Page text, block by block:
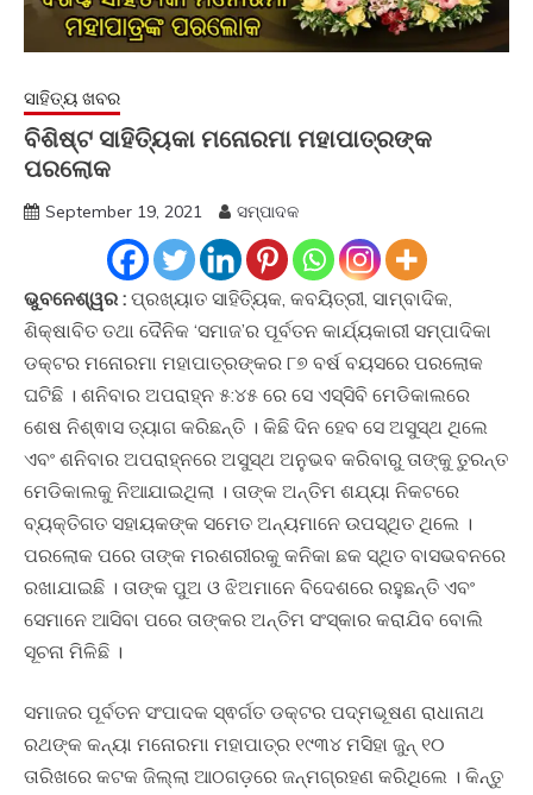
ସାହିତ୍ୟ ଖବର
ବିଶିଷ୍ଟ ସାହିତ୍ୟିକା ମନୋରମା ମହାପାତ୍ରଙ୍କ
ପରଲୋକ
September 19, 2021 ସମ୍ପାଦକ
ଭୁବନେଶ୍ୱର : ପ୍ରଖ୍ୟାତ ସାହିତ୍ୟିକ, କବୟିତ୍ରୀ, ସାମ୍ବାଦିକ,
ଶିକ୍ଷାବିତ ତଥା ଦୈନିକ ‘ସମାଜ’ର ପୂର୍ବତନ କାର୍ଯ୍ୟକାରୀ ସମ୍ପାଦିକା
ଡକ୍ଟର ମନୋରମା ମହାପାତ୍ରଙ୍କର ୮୭ ବର୍ଷ ବୟସରେ ପରଲୋକ
ଘଟିଛି । ଶନିବାର ଅପରାହ୍ନ ୫:୪୫ ରେ ସେ ଏସ୍‌ସିବି ମେଡିକାଲରେ
ଶେଷ ନିଶ୍ଵାସ ତ୍ୟାଗ କରିଛନ୍ତି । କିଛି ଦିନ ହେବ ସେ ଅସୁସ୍ଥ ଥିଲେ
ଏବଂ ଶନିବାର ଅପରାହ୍ନରେ ଅସୁସ୍ଥ ଅନୁଭବ କରିବାରୁ ତାଙ୍କୁ ତୁରନ୍ତ
ମେଡିକାଲକୁ ନିଆଯାଇଥିଲା । ତାଙ୍କ ଅନ୍ତିମ ଶଯ୍ୟା ନିକଟରେ
ବ୍ୟକ୍ତିଗତ ସହାୟକଙ୍କ ସମେତ ଅନ୍ୟମାନେ ଉପସ୍ଥିତ ଥିଲେ ।
ପରଲୋକ ପରେ ତାଙ୍କ ମରଶରୀରକୁ କନିକା ଛକ ସ୍ଥିତ ବାସଭବନରେ
ରଖାଯାଇଛି । ତାଙ୍କ ପୁଅ ଓ ଝିଅମାନେ ବିଦେଶରେ ରହୁଛନ୍ତି ଏବଂ
ସେମାନେ ଆସିବା ପରେ ତାଙ୍କର ଅନ୍ତିମ ସଂସ୍କାର କରାଯିବ ବୋଲି
ସୂଚନା ମିଳିଛି ।
ସମାଜର ପୂର୍ବତନ ସଂପାଦକ ସ୍ଵର୍ଗତ ଡକ୍ଟର ପଦ୍ମଭୂଷଣ ରାଧାନାଥ
ରଥଙ୍କ କନ୍ୟା ମନୋରମା ମହାପାତ୍ର ୧୯୩୪ ମସିହା ଜୁନ୍‌ ୧୦
ତାରିଖରେ କଟକ ଜିଲ୍ଲା ଆଠଗଡ଼ରେ ଜନ୍ମଗ୍ରହଣ କରିଥିଲେ । କିନ୍ତୁ